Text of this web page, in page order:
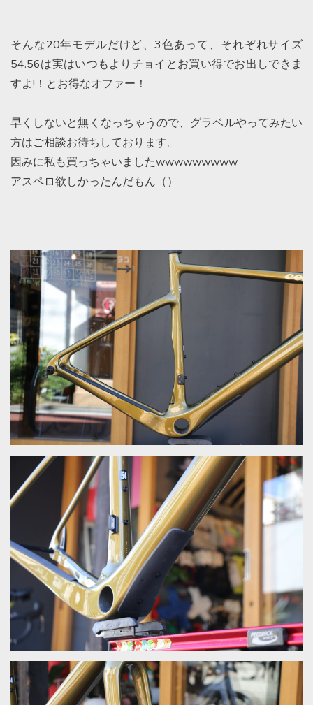
そんな20年モデルだけど、3色あって、それぞれサイズ
54.56は実はいつもよりチョイとお買い得でお出しできま
すよ!！とお得なオファー！
早くしないと無くなっちゃうので、グラベルやってみたい
方はご相談お待ちしております。
因みに私も買っちゃいましたwwwwwwwww
アスペロ欲しかったんだもん（）